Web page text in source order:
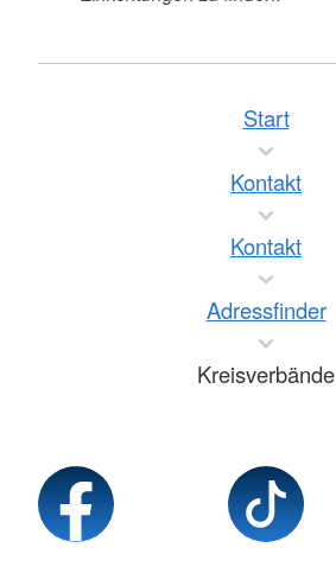
Start
Kontakt
Kontakt
Adressfinder
Kreisverbände